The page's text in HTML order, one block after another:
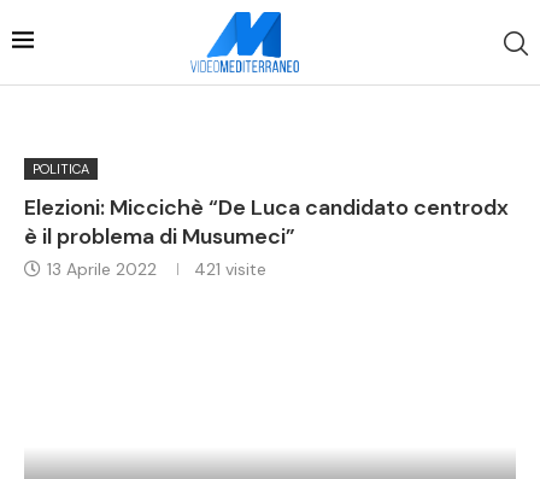
POLITICA
Elezioni: Miccichè “De Luca candidato centrodx
è il problema di Musumeci”
13 Aprile 2022 421 visite